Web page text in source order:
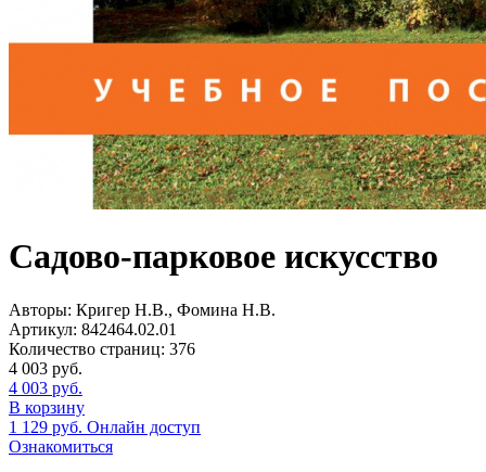
Садово-парковое искусство
Авторы: Кригер Н.В., Фомина Н.В.
Артикул: 842464.02.01
Количество страниц: 376
4 003 руб.
4 003 руб.
В корзину
1 129 руб. Онлайн доступ
Ознакомиться